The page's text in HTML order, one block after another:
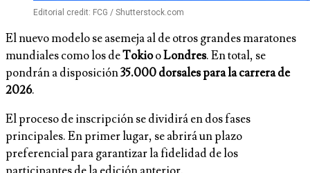
Editorial credit: FCG / Shutterstock.com
El nuevo modelo se asemeja al de otros grandes maratones
mundiales como los deTokiooLondres. En total, se
pondrán a disposición35.000 dorsales para la carrera de
2026.
El proceso de inscripción se dividirá en dos fases
principales. En primer lugar, se abrirá un plazo
preferencial para garantizar la fidelidad de los